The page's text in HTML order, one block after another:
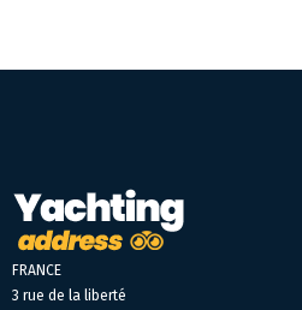
FRANCE
3 rue de la liberté